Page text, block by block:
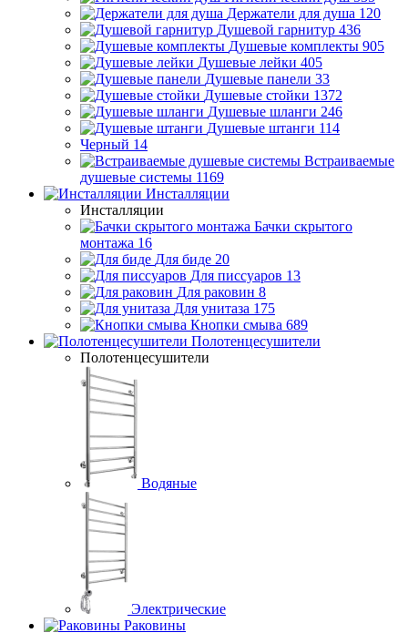
Держатели для душа 120
Душевой гарнитур 436
Душевые комплекты 905
Душевые лейки 405
Душевые панели 33
Душевые стойки 1372
Душевые шланги 246
Душевые штанги 114
Черный 14
Встраиваемые
душевые системы 1169
Инсталляции
Инсталляции
Бачки скрытого
монтажа 16
Для биде 20
Для писсуаров 13
Для раковин 8
Для унитаза 175
Кнопки смыва 689
Полотенцесушители
Полотенцесушители
Водяные
Электрические
Раковины